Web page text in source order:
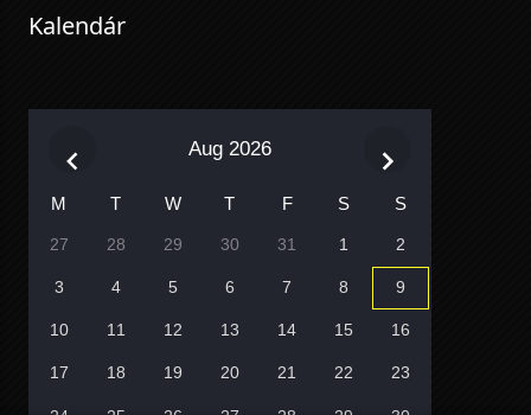
Kalendár
Aug 2026
M T W T F S S
27 28 29 30 31 1 2
3 4 5 6 7 8 9
10 11 12 13 14 15 16
17 18 19 20 21 22 23